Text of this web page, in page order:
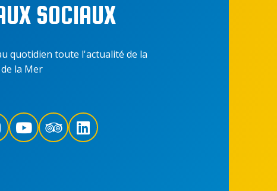
SOCIAUX
quotidien toute l'actualité de la
la Mer